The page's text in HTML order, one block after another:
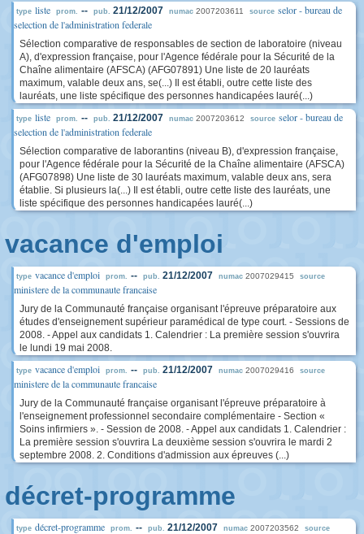
type liste prom. -- pub. 21/12/2007 numac 2007203611 source selor - bureau de
selection de l'administration federale
Sélection comparative de responsables de section de laboratoire (niveau
A), d'expression française, pour l'Agence fédérale pour la Sécurité de la
Chaîne alimentaire (AFSCA) (AFG07891) Une liste de 20 lauréats
maximum, valable deux ans, se(...) Il est établi, outre cette liste des
lauréats, une liste spécifique des personnes handicapées lauré(...)
type liste prom. -- pub. 21/12/2007 numac 2007203612 source selor - bureau de
selection de l'administration federale
Sélection comparative de laborantins (niveau B), d'expression française,
pour l'Agence fédérale pour la Sécurité de la Chaîne alimentaire (AFSCA)
(AFG07898) Une liste de 30 lauréats maximum, valable deux ans, sera
établie. Si plusieurs la(...) Il est établi, outre cette liste des lauréats, une
liste spécifique des personnes handicapées lauré(...)
vacance d'emploi
type vacance d'emploi prom. -- pub. 21/12/2007 numac 2007029415 source
ministere de la communaute francaise
Jury de la Communauté française organisant l'épreuve préparatoire aux
études d'enseignement supérieur paramédical de type court. - Sessions de
2008. - Appel aux candidats 1. Calendrier : La première session s'ouvrira
le lundi 19 mai 2008.
type vacance d'emploi prom. -- pub. 21/12/2007 numac 2007029416 source
ministere de la communaute francaise
Jury de la Communauté française organisant l'épreuve préparatoire à
l'enseignement professionnel secondaire complémentaire - Section «
Soins infirmiers ». - Session de 2008. - Appel aux candidats 1. Calendrier :
La première session s'ouvrira La deuxième session s'ouvrira le mardi 2
septembre 2008. 2. Conditions d'admission aux épreuves (...)
décret-programme
type décret-programme prom. -- pub. 21/12/2007 numac 2007203562 source